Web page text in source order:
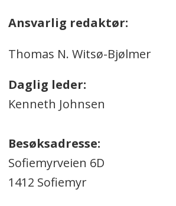
Ansvarlig redaktør:
Thomas N. Witsø-Bjølmer
Daglig leder:
Kenneth Johnsen
Besøksadresse:
Sofiemyrveien 6D
1412 Sofiemyr